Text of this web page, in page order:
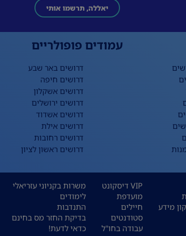
יאללה, תרשמו אותי
עמודים פופולריים
דרושים באר שבע
דרושים חיפה
דרושים אשקלון
דרושים ירושלים
דרושים אשדוד
דרושים אילת
דרושים רחובות
דרושים ראשון לציון
מידע
VIP דיסקונט
מועדפת
חיילים
סטודנטים
עבודה בחו"ל
משרות בקניוני עזריאלי
לימודים
התנדבות
בדיקת החזר מס בחינם
כדאי לדעת!